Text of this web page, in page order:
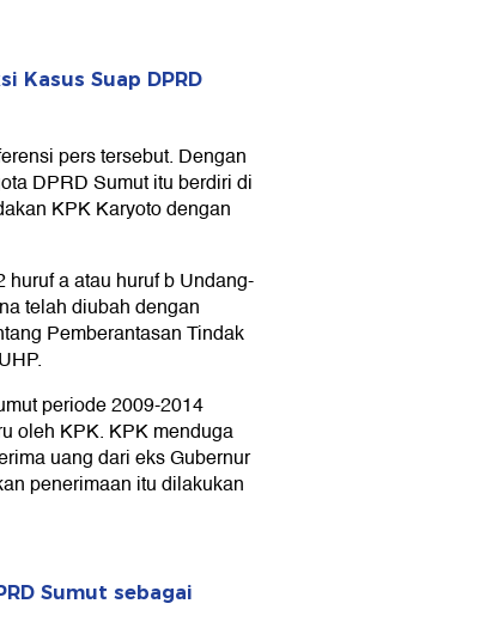
Kasus Suap DPRD
pers tersebut. Dengan
DPRD Sumut itu berdiri di
KPK Karyoto dengan
a atau huruf b Undang-
telah diubah dengan
Pemberantasan Tindak
periode 2009-2014
oleh KPK. KPK menduga
uang dari eks Gubernur
penerimaan itu dilakukan
Sumut sebagai